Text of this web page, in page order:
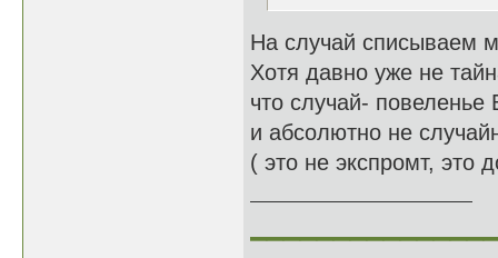
На случай списываем
Хотя давно уже не
что случай- повеленье
и абсолютно не
( это не экспромт, это